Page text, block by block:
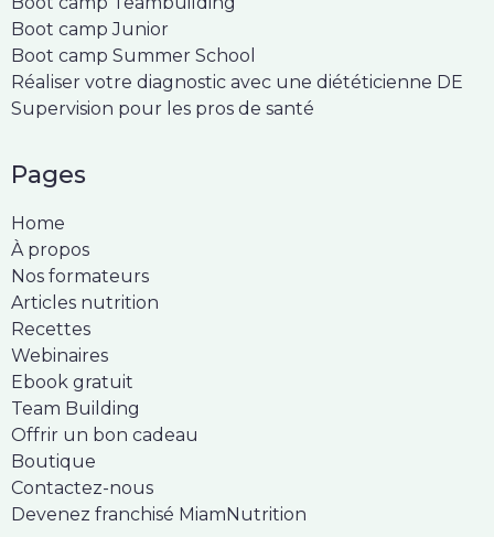
Boot camp Junior
Boot camp Summer School
Réaliser votre diagnostic avec une diététicienne DE
Supervision pour les pros de santé
Pages
Home
À propos
Nos formateurs
Articles nutrition
Recettes
Webinaires
Ebook gratuit
Team Building
Offrir un bon cadeau
Boutique
Contactez-nous
Devenez franchisé MiamNutrition